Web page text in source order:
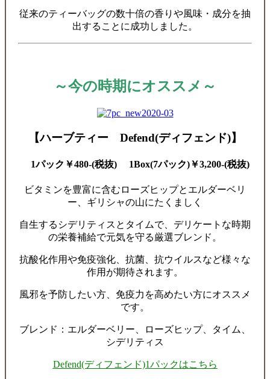
従来のティーバッグの数十倍の香りや風味・成分を抽
出することに成功しました。
～今の時期にオススメ～
【ハーブティー Defend(ディフェンド)】
1パック￥480-(税抜) 1Box(7パック)￥3,200-(税抜)
ビタミンを豊富に含むローズヒップとエルダーベリ
ー、ギリシャの山にたくましく
自生するシデリティスとタイムで、デリケートな時期
の栄養補給で元気を守る厳選ブレンド。
抗酸化作用や免疫強化、抗菌、抗ウイルスなど様々な
作用が期待されます。
風邪を予防したい方、免疫力を高めたい方にオススメ
です。
ブレンド：エルダーベリー、ローズヒップ、タイム、
シデリティス
Defend(ディフェンド)1パックはこちら